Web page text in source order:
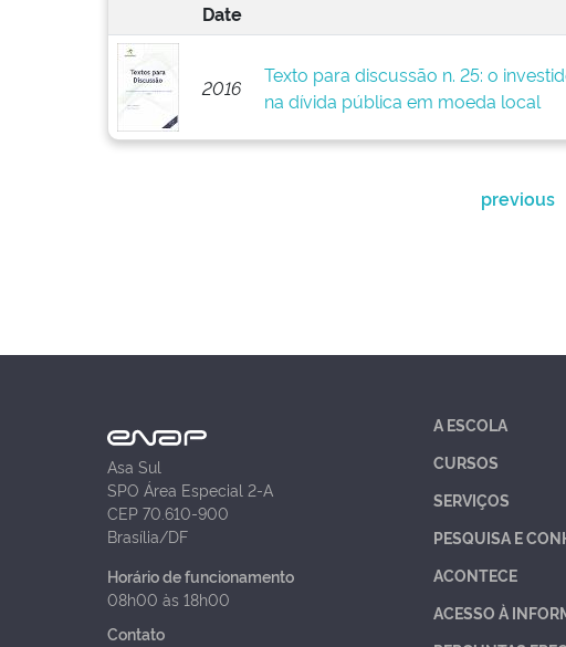
Date
2016
Texto para discussão n. 25: o
na dívida pública em moeda local
previous
Asa Sul
SPO Área Especial 2-A
CEP 70.610-900
Brasília/DF
Horário de funcionamento
08h00 às 18h00
Contato
A ESCOLA
CURSOS
SERVIÇOS
PESQUISA E
ACONTECE
ACESSO À